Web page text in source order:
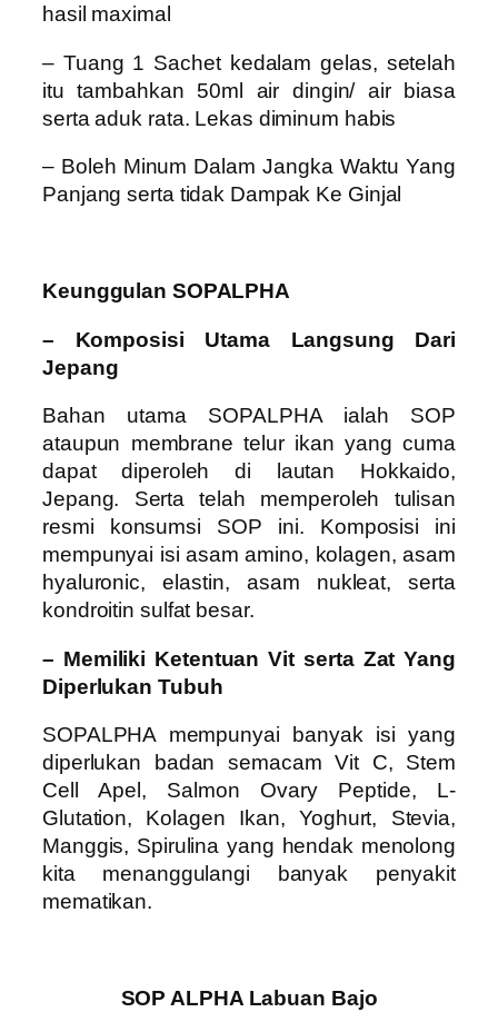
hasil maximal
– Tuang 1 Sachet kedalam gelas, setelah
itu tambahkan 50ml air dingin/ air biasa
serta aduk rata. Lekas diminum habis
– Boleh Minum Dalam Jangka Waktu Yang
Panjang serta tidak Dampak Ke Ginjal
Keunggulan SOPALPHA
– Komposisi Utama Langsung Dari
Jepang
Bahan utama SOPALPHA ialah SOP
ataupun membrane telur ikan yang cuma
dapat diperoleh di lautan Hokkaido,
Jepang. Serta telah memperoleh tulisan
resmi konsumsi SOP ini. Komposisi ini
mempunyai isi asam amino, kolagen, asam
hyaluronic, elastin, asam nukleat, serta
kondroitin sulfat besar.
– Memiliki Ketentuan Vit serta Zat Yang
Diperlukan Tubuh
SOPALPHA mempunyai banyak isi yang
diperlukan badan semacam Vit C, Stem
Cell Apel, Salmon Ovary Peptide, L-
Glutation, Kolagen Ikan, Yoghurt, Stevia,
Manggis, Spirulina yang hendak menolong
kita menanggulangi banyak penyakit
mematikan.
SOP ALPHA Labuan Bajo